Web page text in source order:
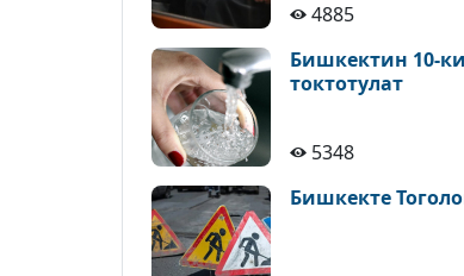
4885
Бишкектин 10-
токтотулат
5348
Бишкекте